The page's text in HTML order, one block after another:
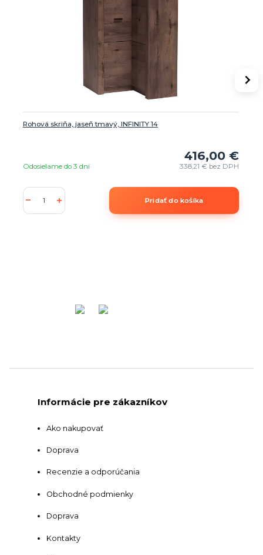
Rohová skriňa, jaseň tmavý, INFINITY 14
416,00 €
338,21 € bez DPH
Odosielame do 3 dní
Pridať do košíka
Informácie pre zákazníkov
Ako nakupovať
Doprava
Recenzie a odporúčania
Obchodné podmienky
Doprava
Kontakty